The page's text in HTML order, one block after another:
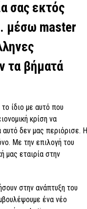
σας εκτός
μέσω master
τα βήματά
ίδιο με αυτό που
κρίση να
δεν μας περιόρισε. Η
Με την επιλογή του
μας εταιρία στην
στην ανάπτυξη του
ένα νέο